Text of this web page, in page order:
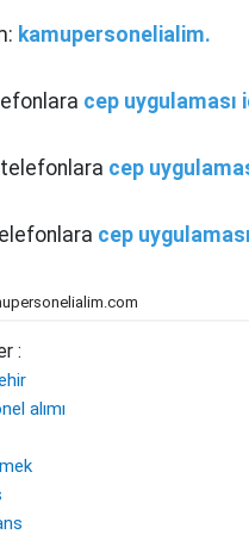
kamupersonelialim.
cep uygulaması
telefonlara cep
cep
:
alımı